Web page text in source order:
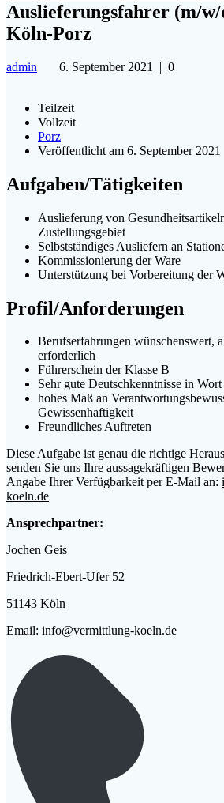
Auslieferungsfahrer (m/
Köln-Porz
admin 6. September 2021 | 0
Teilzeit
Vollzeit
Porz
Veröffentlicht am 6. September 2021
Aufgaben/Tätigkeiten
Auslieferung von
Zustellungsgebiet
Selbstständiges Ausliefern an
Kommissionierung der Ware
Unterstützung bei Vorbereitung der
Profil/Anforderungen
Berufserfahrungen wünschenswert,
erforderlich
Führerschein der Klasse B
Sehr gute Deutschkenntnisse in
hohes Maß an
Gewissenhaftigkeit
Freundliches Auftreten
Diese Aufgabe ist genau die richtige
senden Sie uns Ihre aussagekräftigen
Angabe Ihrer Verfügbarkeit per E-Mail an:
koeln.de
Ansprechpartner:
Jochen Geis
Friedrich-Ebert-Ufer 52
51143 Köln
Email: info@vermittlung-koeln.de